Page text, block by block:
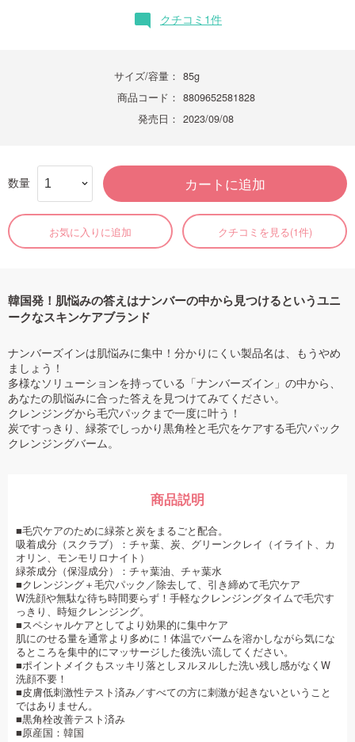
mode_comment クチコミ1件
サイズ/容量： 85g
商品コード： 8809652581828
発売日： 2023/09/08
数量 カートに追加
お気に入りに追加 クチコミを見る(1件)
韓国発！肌悩みの答えはナンバーの中から見つけるというユニ
ークなスキンケアブランド
ナンバーズインは肌悩みに集中！分かりにくい製品名は、もうやめ
ましょう！
多様なソリューションを持っている「ナンバーズイン」の中から、
あなたの肌悩みに合った答えを見つけてみてください。
クレンジングから毛穴パックまで一度に叶う！
炭ですっきり、緑茶でしっかり黒角栓と毛穴をケアする毛穴パック
クレンジングバーム。
商品説明
■毛穴ケアのために緑茶と炭をまるごと配合。
吸着成分（スクラブ）：チャ葉、炭、グリーンクレイ（イライト、カ
オリン、モンモリロナイト）
緑茶成分（保湿成分）：チャ葉油、チャ葉水
■クレンジング＋毛穴パック／除去して、引き締めて毛穴ケア
W洗顔や無駄な待ち時間要らず！手軽なクレンジングタイムで毛穴す
っきり、時短クレンジング。
■スペシャルケアとしてより効果的に集中ケア
肌にのせる量を通常より多めに！体温でバームを溶かしながら気にな
るところを集中的にマッサージした後洗い流してください。
■ポイントメイクもスッキリ落としヌルヌルした洗い残し感がなくW
洗顔不要！
■皮膚低刺激性テスト済み／すべての方に刺激が起きないということ
ではありません。
■黒角栓改善テスト済み
■原産国：韓国